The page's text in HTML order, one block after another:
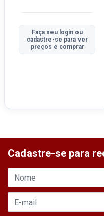
Faça seu login ou
cadastre-se para ver
preços e comprar
Cadastre-se para